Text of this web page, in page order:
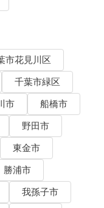
市花見川区
千葉市緑区
市
船橋市
野田市
東金市
勝浦市
我孫子市